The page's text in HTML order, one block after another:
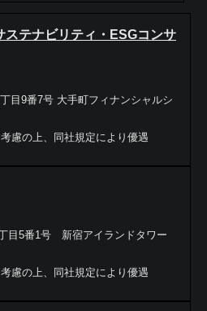
ステナビリティ・ESGコンサ
目9番7号 大手町フィナンシャルシ
慮の上、同社規定により優遇
目5番1号 新宿アイランドタワー
慮の上、同社規定により優遇